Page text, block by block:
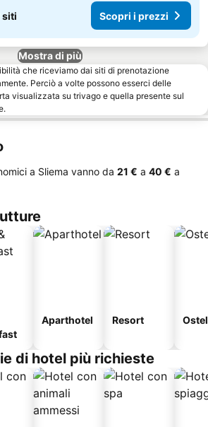
siti Scopri i prezzi
Mostra di più
che riceviamo dai siti di prenotazione
Perciò a volte possono esserci delle
visualizzata su trivago e quella presente sul
a Sliema vanno da ‎21 € a ‎40 € a
Aparthotel Resort
di hotel più richieste